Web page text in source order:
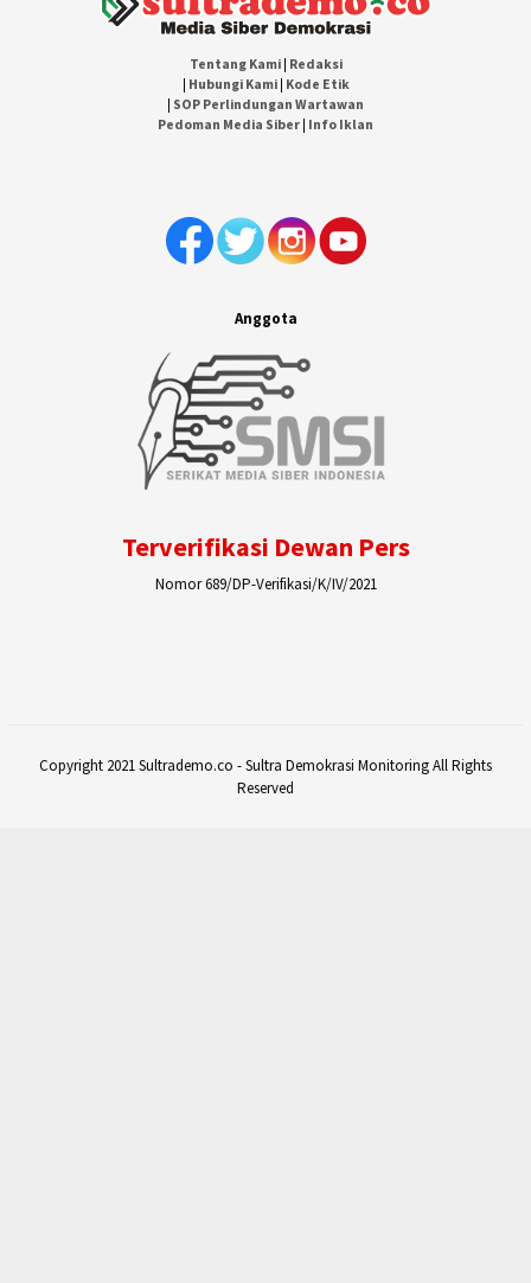
Tentang Kami| Redaksi
| Hubungi Kami| Kode Etik
| SOP Perlindungan Wartawan
Pedoman Media Siber | Info Iklan
Anggota
Terverifikasi Dewan Pers
Nomor 689/DP-Verifikasi/K/IV/2021
Copyright 2021 Sultrademo.co - Sultra Demokrasi Monitoring All Rights
Reserved